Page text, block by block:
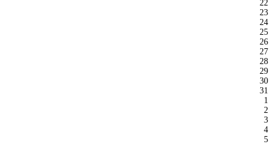
22
23
24
25
26
27
28
29
30
31
1
2
3
4
5